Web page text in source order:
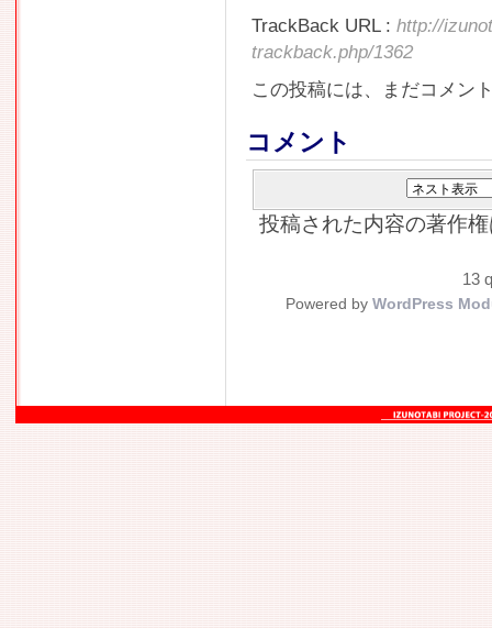
TrackBack URL : http://
trackback.php/1362
この投稿には、まだコメン
コメント
投稿された内容の著作
13
Powered by WordPress